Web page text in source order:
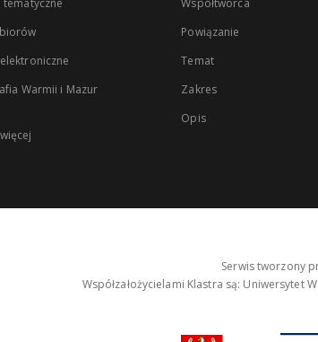
tematyczne
Warmii i Mazur
Współtwórca
Powiązanie
Temat
Zakres
Opis
Serwis tworzony
Współzałożycielami Klastra są: Uniwersytet